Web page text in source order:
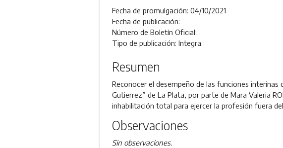
Fecha de promulgación: 04/10/2021
Fecha de publicación:
Número de Boletín Oficial:
Tipo de publicación: Integra
Resumen
Reconocer el desempeño de las funciones interinas
Gutierrez” de La Plata, por parte de Mara Valeria
inhabilitación total para ejercer la profesión fuera
Observaciones
Sin observaciones.